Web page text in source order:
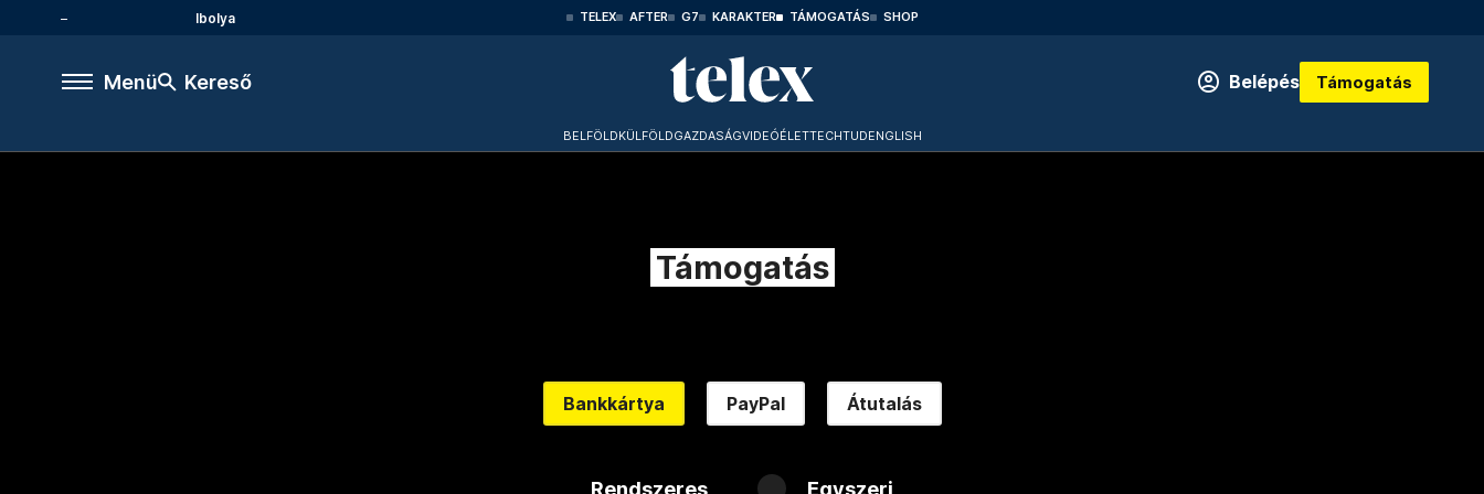
Ibolya TELEX AFTER G7 KARAKTER TÁMOGATÁS SHOP
Menü Kereső Belépés Támogatás
BELFÖLDKÜLFÖLDGAZDASÁGVIDEÓÉLETTECHTUDENGLISH
Támogatás
Bankkártya PayPal Átutalás
Rendszeres Egyszeri